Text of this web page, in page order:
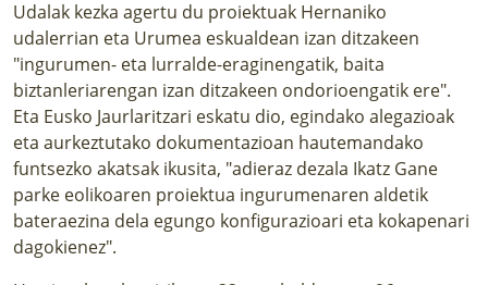
Udalak kezka agertu du proiektuak Hernaniko
udalerrian eta Urumea eskualdean izan ditzakeen
"ingurumen- eta lurralde-eraginengatik, baita
biztanleriarengan izan ditzakeen ondorioengatik ere".
Eta Eusko Jaurlaritzari eskatu dio, egindako alegazioak
eta aurkeztutako dokumentazioan hautemandako
funtsezko akatsak ikusita, "adieraz dezala Ikatz Gane
parke eolikoaren proiektua ingurumenaren aldetik
bateraezina dela egungo konfigurazioari eta kokapenari
dagokienez".